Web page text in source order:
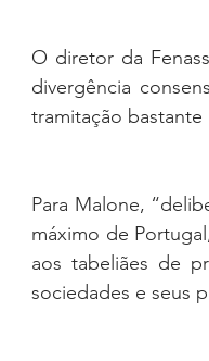
O diretor da
divergência
tramitação bastante
Para Malone,
máximo de
aos tabeliães de
sociedades e seus